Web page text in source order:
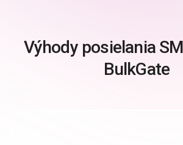
Výhody posielania
BulkGate